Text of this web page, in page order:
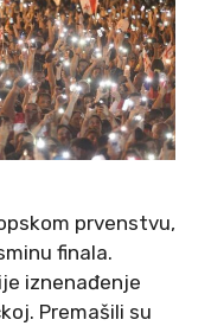
prvenstvu,
finala.
iznenađenje
Premašili su